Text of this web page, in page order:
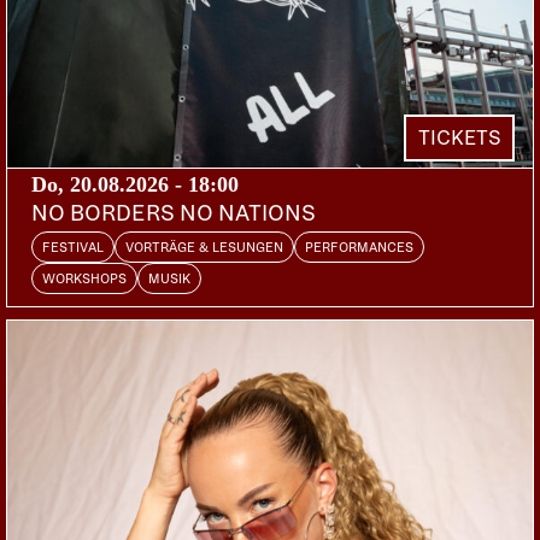
vergnüglichen Ganzen, welches gleichzeitig
Nahrung für Kopf und Tanzbein gewährt.
TICKETS
Do, 20.08.2026 - 18:00
NO BORDERS NO NATIONS
FESTIVAL VORTRÄGE & LESUNGEN PERFORMANCES
WORKSHOPS MUSIK